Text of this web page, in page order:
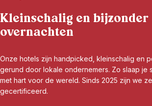
Kleinschalig en bijzonder
overnachten
Onze hotels zijn handpicked, kleinschalig en
gerund door lokale ondernemers. Zo slaap je
met hart voor de wereld. Sinds 2025 zijn we
gecertificeerd.